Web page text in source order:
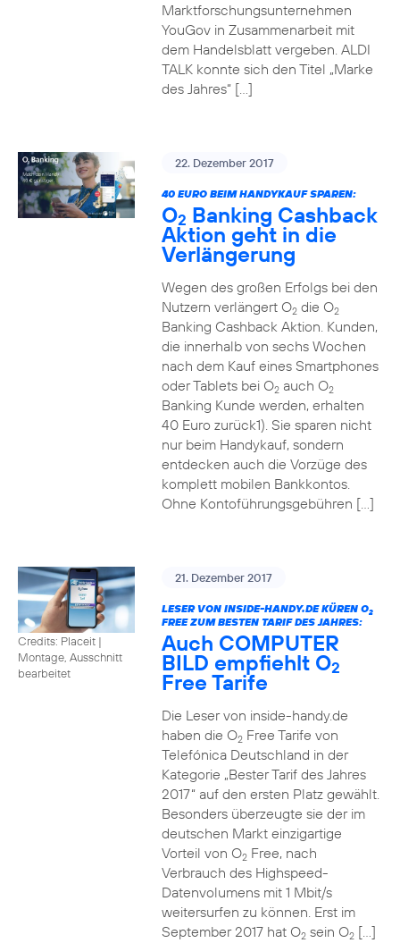
Marktforschungsunternehmen
YouGov in Zusammenarbeit mit
dem Handelsblatt vergeben. ALDI
TALK konnte sich den Titel „Marke
des Jahres“ […]
22. Dezember 2017
40 EURO BEIM HANDYKAUF SPAREN:
O2 Banking Cashback
Aktion geht in die
Verlängerung
Wegen des großen Erfolgs bei den
Nutzern verlängert O2die O2
Banking Cashback Aktion. Kunden,
die innerhalb von sechs Wochen
nach dem Kauf eines Smartphones
oder Tablets bei O2auch O2
Banking Kunde werden, erhalten
40 Euro zurück1). Sie sparen nicht
nur beim Handykauf, sondern
entdecken auch die Vorzüge des
komplett mobilen Bankkontos.
Ohne Kontoführungsgebühren […]
Credits: Placeit |
Montage, Ausschnitt
bearbeitet
21. Dezember 2017
LESER VON INSIDE-HANDY.DE KÜREN O2
FREE ZUM BESTEN TARIF DES JAHRES:
Auch COMPUTER
BILD empfiehlt O2
Free Tarife
Die Leser von inside-handy.de
haben die O2Free Tarife von
Telefónica Deutschland in der
Kategorie „Bester Tarif des Jahres
2017“ auf den ersten Platz gewählt.
Besonders überzeugte sie der im
deutschen Markt einzigartige
Vorteil von O2Free, nach
Verbrauch des Highspeed-
Datenvolumens mit 1 Mbit/s
weitersurfen zu können. Erst im
September 2017 hat O2sein O2[…]